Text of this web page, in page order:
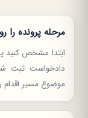
مرحله پرونده را
ابتدا مشخص کنید
دادخواست ثبت
موضوع مسیر اقدام